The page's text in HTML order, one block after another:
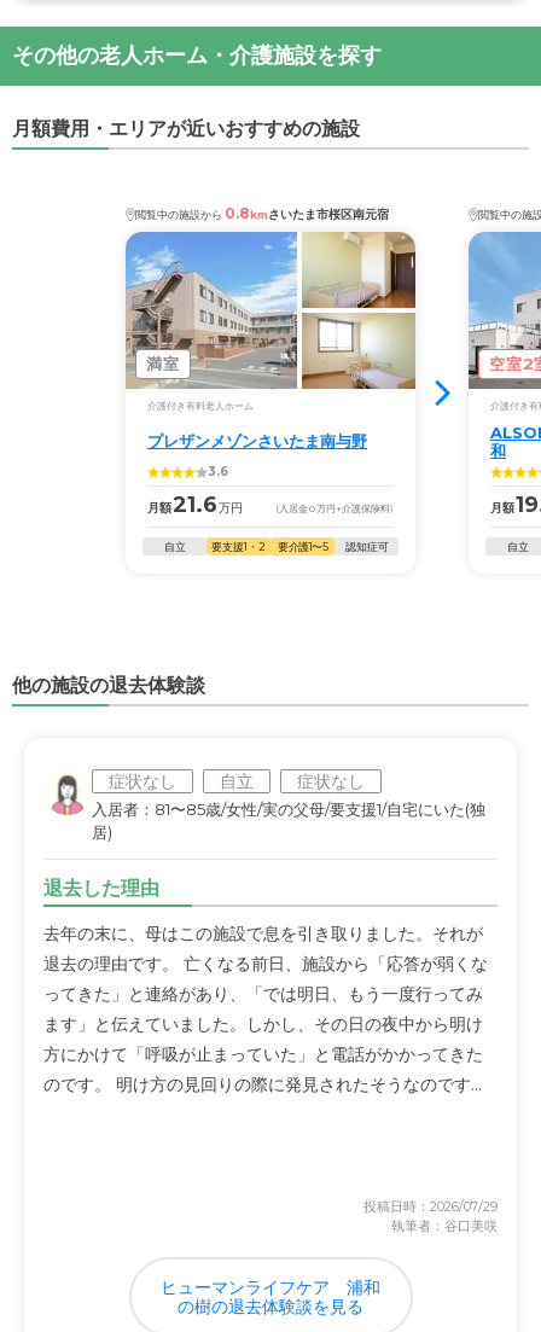
その他の老人ホーム・介護施設を探す
月額費用・エリアが近いおすすめの施設
閲覧中の施設から 0.8kmさいたま市桜区南元宿
満室
介護付き有料老人ホーム
プレザンメゾンさいたま南与野
3.6
月額21.6万円 (入居金0万円 +介護保険料)
自立 要支援1・2 要介護1〜5 認知症可
閲覧中の施
空室2
介護付き有
和
月額
自立
他の施設の退去体験談
症状なし 自立 症状なし
入居者：81〜85歳/女性/実の父母/要支援1/自宅にいた(独
居)
退去した理由
去年の末に、母はこの施設で息を引き取りました。それが
退去の理由です。 亡くなる前日、施設から「応答が弱くな
ってきた」と連絡があり、「では明日、もう一度行ってみ
ます」と伝えていました。しかし、その日の夜中から明け
方にかけて「呼吸が止まっていた」と電話がかかってきた
のです。 明け方の見回りの際に発見されたそうなのです...
投稿日時：2026/07/29
執筆者：谷口美咲
ヒューマンライフケア　浦和
の樹の退去体験談を見る